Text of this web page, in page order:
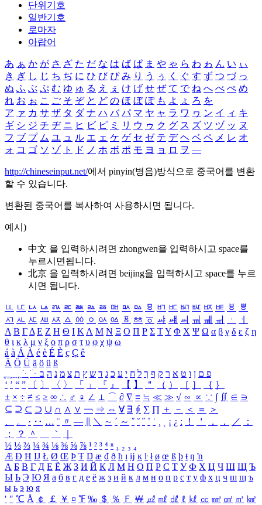
단위기호
일반기호
로마자
아랍어
あ ぁ か が さ ざ た だ な は ば ぱ ま や ゃ ら わ ゎ ん い ぃ
き ぎ し じ ち ぢ に ひ び ぴ み り う ぅ く ぐ す ず つ づ っ
ぬ ふ ぶ ぷ む ゆ ゅ る え ぇ け げ せ ぜ て で ね へ べ ぺ め
れ お ぉ こ ご そ ぞ と ど の ほ ぼ ぽ も よ ょ ろ を
ア ァ カ サ ザ タ ダ ナ ハ バ パ マ ヤ ャ ラ ワ ヮ ン イ ィ キ
ギ シ ジ チ ヂ ニ ヒ ビ ピ ミ リ ウ ゥ ク グ ス ズ ツ ヅ ッ ヌ
フ ブ プ ム ユ ュ ル エ ェ ケ ゲ セ ゼ テ デ ヘ ベ ペ メ レ オ
ォ コ ゴ ソ ゾ ト ド ノ ホ ボ ポ モ ヨ ョ ロ ヲ ―
http://chineseinput.net/에서 pinyin(병음)방식으로 중국어를 변환
할 수 있습니다.
변환된 중국어를 복사하여 사용하시면 됩니다.
예시)
中文 을 입력하시려면 zhongwen을 입력하시고 space를
누르시면됩니다.
北京 을 입력하시려면 beijing을 입력하시고 space를 누르
시면 됩니다.
ㅥ ㅦ ㅧ ㅨ ㅩ ㅪ ㅫ ㅬ ㅭ ㅮ ㅯ ㅰ ㅱ ㅲ ㅳ ㅴ ㅵ ㅶ ㅷ ㅸ
ㅹ
ㅺ ㅻ ㅼ ㅽ ㅾ ㅿ ㆀ ㆁ ㆂ ㆃ ㆄ ㆅ ㆆ ㆇ ㆈ ㆉ ㆊ ㆋ ㆌ ㆍ
ㆎ
Α Β ΓΔ Ε Ζ Η Θ Ι ΚΛ Μ Ν Ξ Ο Π Ρ Σ ΤΥ Φ Χ Ψ Ω α β γ δ ε ζ η
θ ι κ λ μ ν ξ ο π ρ σ τ υ φ χ ψ ω
á à Á À é è É È ç Ç ê
Ä Ö Ü ä ö ü ß
ִֶֹ ֻּ ׁׂ פ ם ן ו ט א ר ק ף ך ל ח י ע כ ג ד ש ץ ת צ מ נ ה ב
‘ ’ “ ” 〔 〕 〈 〉 「 」 『 』 【 】 ＂ （ ） ［ ］ ｛ ｝
± × ÷ ≠ ≤ ≥ ∞ ∴ ♂ ♀ ∠ ⊥ ⌒ ∂ ∇ ≡ ≒ ≪ ≫ √ ∽ ∝ ∵ ∫ ∬ ∈ ∋
⊆ ⊇ ⊂ ⊃ ∪ ∩ ∧ ∨ ￢ ⇒ ⇔ ∀ ∃ ∮ ∑ ∏ ＋ － ＜ ＝
＞
、
。 · ‥ … ¨ 〃 ― ＼ ∼ ´ ～ ˇ ˘ ˝ ˚ ˙ ¸ ¡ ¿ ː ！ ＇ ， ． ／
：
；
？ ＾ ｀
½ ⅓ ⅔ ¼ ¾ ⅛ ⅜ ⅝ ⅞ ¹ ² ³ ⁴ ⁿ ₁ ₂ ₃ ₄
Æ Ð Ħ Ĳ Ł Ø Œ Þ Ŧ Ŋ æ đ ð ħ ı ĳ ĸ ŀ ł ø œ ß þ ŧ ŋ ŉ
А Б В Г Д Е Ё Ж З И Й К Л М Н О П Р С Т У Ф Х Ц Ч Ш Щ Ъ
Ы Ь Э Ю Я а б в г д е ё ж з и й к л м н о п р с т у ф х ц ч ш щ ъ
ы ь э ю я
′ ″ ℃ Å ￠ ￡ ￥ ¤ ℉ ‰ ＄ ％ Ｆ ￦ ㎕ ㎖ ㎗ ℓ ㎘ ㏄ ㎣ ㎤ ㎥ ㎦